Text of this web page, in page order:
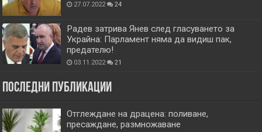
27.07.2022 24
Радев затрива Янев след гласуването за
Украйна: Парламент няма да видиш пак,
предателю!
03.11.2022 21
Последни публикации
Отглеждане на драцена: поливане,
пресаждане, размножаване